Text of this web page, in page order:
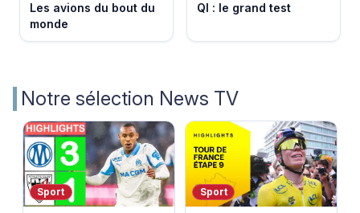
Les avions du bout du
monde
QI : le grand test
Notre sélection News TV
Sport Sport